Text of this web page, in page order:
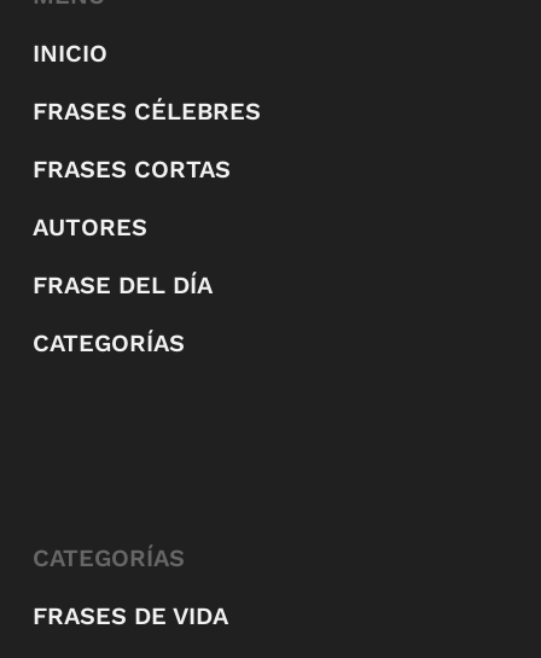
INICIO
FRASES CÉLEBRES
FRASES CORTAS
AUTORES
FRASE DEL DÍA
CATEGORÍAS
CATEGORÍAS
FRASES DE VIDA